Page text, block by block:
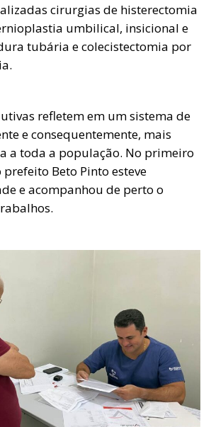
cirurgias de histerectomia
umbilical, insicional e
tubária e colecistectomia por
refletem em um sistema de
e consequentemente, mais
a toda a população. No primeiro
Beto Pinto esteve
e acompanhou de perto o